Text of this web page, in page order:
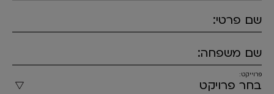
שם פרטי:
שם משפחה:
פרוייקט: